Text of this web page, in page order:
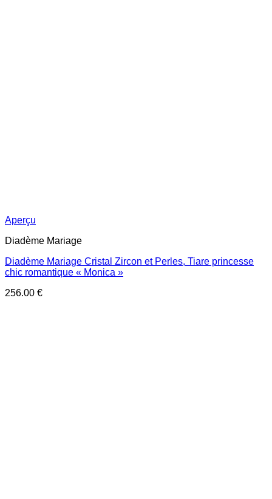
Aperçu
Diadème Mariage
Diadème Mariage Cristal Zircon et Perles, Tiare princesse
chic romantique « Monica »
256.00 €